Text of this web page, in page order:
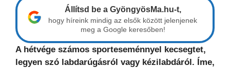
Állítsd be a GyöngyösMa.hu-t,
hogy híreink mindig az elsők között jelenjenek
meg a Google keresőben!
A hétvége számos sporteseménnyel kecsegtet,
legyen szó labdarúgásról vagy kézilabdáról. Íme,